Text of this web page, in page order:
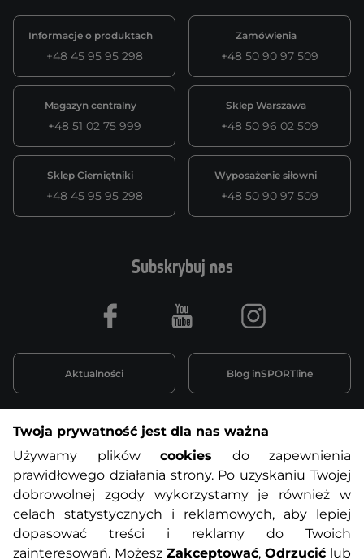
Informacje o produktach
+48 45 95 95 298
Zamówienia
+48 50 90 97 509
Magazyn centralny
+48 51 02 75 999
Sklep Warszawa
+48 50 96 02 509
Sklep Ciemiętniki
+48 45 95 95 298
Wyposażenie siłowni
+48 50 90 97 509
Informacje o zakupach
O nas Regulamin sklepu
Polityka prywatności Koszty przesyłek
Subskrybuj nas
Aktualności Blog inSPORTline
Facebook Youtube Instagram
Twoja prywatność jest dla nas ważna
Używamy plików cookies do zapewnienia
prawidłowego działania strony. Po uzyskaniu Twojej
dobrowolnej zgody wykorzystamy je również w
celach statystycznych i reklamowych, aby lepiej
dopasować treści i reklamy do Twoich
zainteresowań. Możesz Zakceptować, Odrzucić lub